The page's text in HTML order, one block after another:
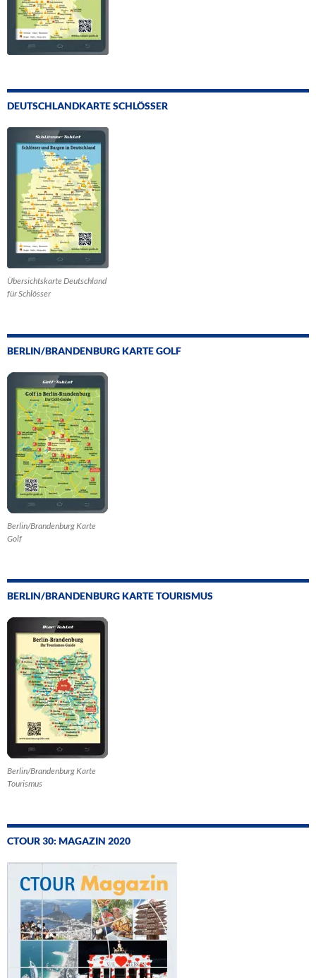
DEUTSCHLANDKARTE SCHLÖSSER
Übersichtskarte Deutschland
für Schlösser
BERLIN/BRANDENBURG KARTE GOLF
Berlin/Brandenburg Karte
Golf
BERLIN/BRANDENBURG KARTE TOURISMUS
Berlin/Brandenburg Karte
Tourismus
CTOUR 30: MAGAZIN 2020